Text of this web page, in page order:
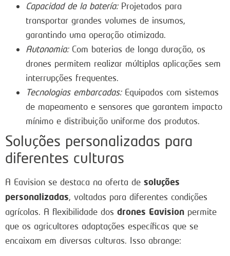
Capacidad de la batería:Projetados para
transportar grandes volumes de insumos,
garantindo uma operação otimizada.
Autonomia:Com baterias de longa duração, os
drones permitem realizar múltiplas aplicações sem
interrupções frequentes.
Tecnologias embarcadas:Equipados com sistemas
de mapeamento e sensores que garantem impacto
mínimo e distribuição uniforme dos produtos.
Soluções personalizadas para
diferentes culturas
A Eavision se destaca na oferta de soluções
personalizadas, voltadas para diferentes condições
agrícolas. A flexibilidade dos drones Eavision permite
que os agricultores adaptações específicas que se
encaixam em diversas culturas. Isso abrange: